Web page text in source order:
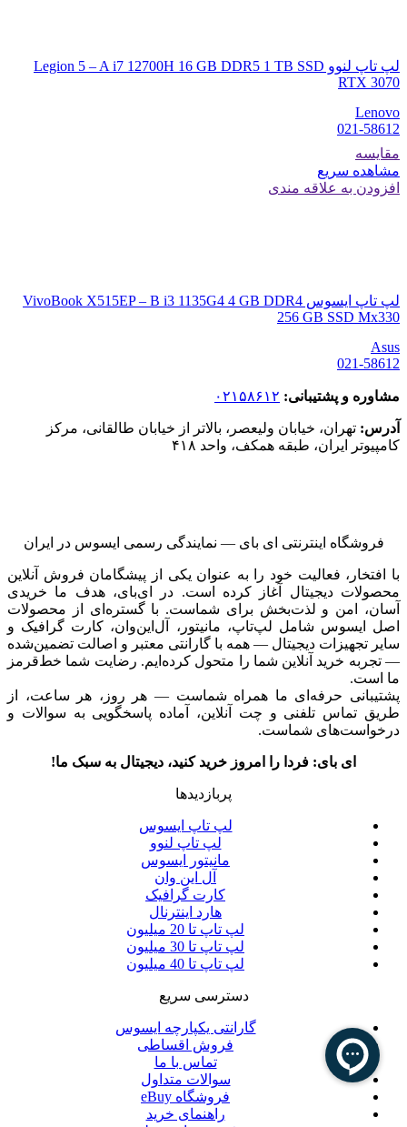
لپ تاپ لنوو Legion 5 – A i7 12700H 16 GB DDR5 1 TB SSD
RTX 3070
Lenovo
021-58612
مقایسه
مشاهده سریع
افزودن به علاقه مندی
لپ تاپ ایسوس VivoBook X515EP – B i3 1135G4 4 GB DDR4
256 GB SSD Mx330
Asus
021-58612
مشاوره و پشتیبانی: ۰۲۱۵۸۶۱۲
آدرس: تهران، خیابان ولیعصر، بالاتر از خیابان طالقانی، مرکز
کامپیوتر ایران، طبقه همکف، واحد ۴۱۸
فروشگاه اینترنتی ای‌ بای — نمایندگی رسمی ایسوس در ایران
با افتخار، فعالیت خود را به عنوان یکی از پیشگامان فروش آنلاین
محصولات دیجیتال آغاز کرده است. در ای‌بای، هدف ما خریدی
آسان، امن و لذت‌بخش برای شماست. با گستره‌ای از محصولات
اصل ایسوس شامل لپ‌تاپ، مانیتور، آل‌این‌وان، کارت گرافیک و
سایر تجهیزات دیجیتال — همه با گارانتی معتبر و اصالت تضمین‌شده
— تجربه خرید آنلاین شما را متحول کرده‌ایم. رضایت شما خط‌قرمز
ما است.
پشتیبانی حرفه‌ای ما همراه شماست — هر روز، هر ساعت، از
طریق تماس تلفنی و چت آنلاین، آماده پاسخگویی به سوالات و
درخواست‌های شماست.
ای بای: فردا را امروز خرید کنید، دیجیتال به سبک ما!
پربازدیدها
لپ تاپ ایسوس
لپ تاپ لنوو
مانیتور ایسوس
آل این وان
کارت گرافیک
هارد اینترنال
لپ تاپ تا 20 میلیون
لپ تاپ تا 30 میلیون
لپ تاپ تا 40 میلیون
دسترسی سریع
گارانتی یکپارچه ایسوس
فروش اقساطی
تماس با ما
سوالات متداول
فروشگاه eBuy
راهنمای خرید